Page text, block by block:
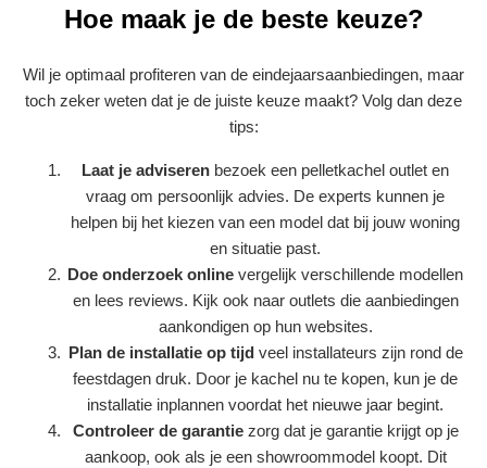
Hoe maak je de beste keuze?
Wil je optimaal profiteren van de eindejaarsaanbiedingen, maar
toch zeker weten dat je de juiste keuze maakt? Volg dan deze
tips:
Laat je adviseren bezoek een pelletkachel outlet en
vraag om persoonlijk advies. De experts kunnen je
helpen bij het kiezen van een model dat bij jouw woning
en situatie past.
Doe onderzoek online vergelijk verschillende modellen
en lees reviews. Kijk ook naar outlets die aanbiedingen
aankondigen op hun websites.
Plan de installatie op tijdveel installateurs zijn rond de
feestdagen druk. Door je kachel nu te kopen, kun je de
installatie inplannen voordat het nieuwe jaar begint.
Controleer de garantiezorg dat je garantie krijgt op je
aankoop, ook als je een showroommodel koopt. Dit